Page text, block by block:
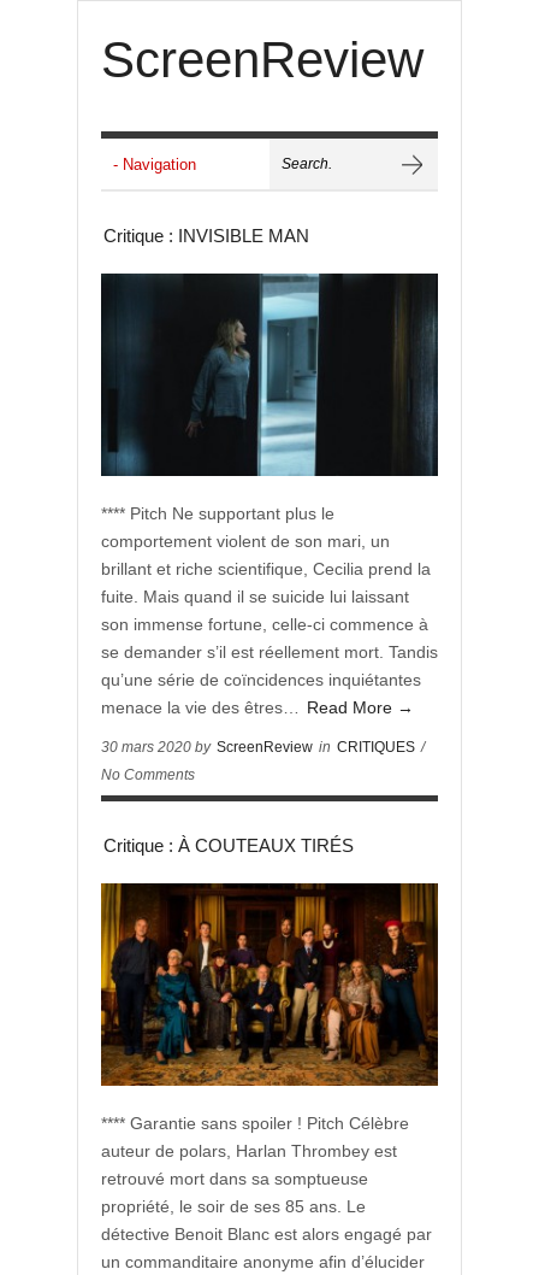
ScreenReview
Critique : INVISIBLE MAN
**** Pitch Ne supportant plus le
comportement violent de son mari, un
brillant et riche scientifique, Cecilia prend la
fuite. Mais quand il se suicide lui laissant
son immense fortune, celle-ci commence à
se demander s’il est réellement mort. Tandis
qu’une série de coïncidences inquiétantes
menace la vie des êtres…
Read More →
30 mars 2020 by ScreenReview in CRITIQUES /
No Comments
Critique : À COUTEAUX TIRÉS
**** Garantie sans spoiler ! Pitch Célèbre
auteur de polars, Harlan Thrombey est
retrouvé mort dans sa somptueuse
propriété, le soir de ses 85 ans. Le
détective Benoit Blanc est alors engagé par
un commanditaire anonyme afin d’élucider